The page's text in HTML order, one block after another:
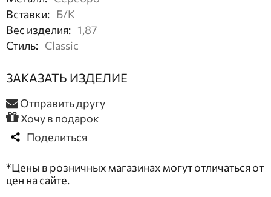
Вставки: Б/К
Вес изделия: 1,87
Стиль: Classic
ЗАКАЗАТЬ ИЗДЕЛИЕ
Отправить другу
Хочу в подарок
Поделиться
*Цены в розничных магазинах могут отличаться от
цен на сайте.